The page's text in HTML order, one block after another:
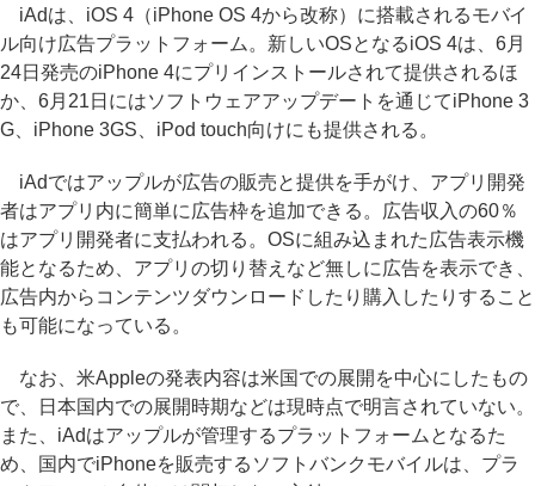
iAdは、iOS 4（iPhone OS 4から改称）に搭載されるモバイ
ル向け広告プラットフォーム。新しいOSとなるiOS 4は、6月
24日発売のiPhone 4にプリインストールされて提供されるほ
か、6月21日にはソフトウェアアップデートを通じてiPhone 3
G、iPhone 3GS、iPod touch向けにも提供される。
iAdではアップルが広告の販売と提供を手がけ、アプリ開発
者はアプリ内に簡単に広告枠を追加できる。広告収入の60％
はアプリ開発者に支払われる。OSに組み込まれた広告表示機
能となるため、アプリの切り替えなど無しに広告を表示でき、
広告内からコンテンツダウンロードしたり購入したりすること
も可能になっている。
なお、米Appleの発表内容は米国での展開を中心にしたもの
で、日本国内での展開時期などは現時点で明言されていない。
また、iAdはアップルが管理するプラットフォームとなるた
め、国内でiPhoneを販売するソフトバンクモバイルは、プラ